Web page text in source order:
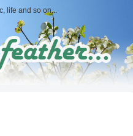
life and so on...